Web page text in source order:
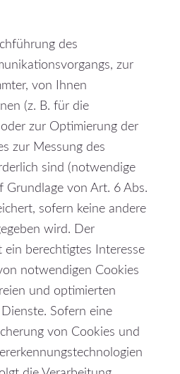
des
zur
von Ihnen
(z. B. für die
zur Optimierung der
zur Messung des
sind (notwendige
Grundlage von Art. 6 Abs.
sofern keine andere
wird. Der
berechtigtes Interesse
notwendigen Cookies
und optimierten
Sofern eine
von Cookies und